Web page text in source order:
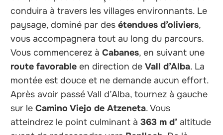
conduira à travers les villages environnants. Le
paysage, dominé par desétendues d’oliviers,
vous accompagnera tout au long du parcours.
Vous commencerez àCabanes, en suivant une
route favorable en direction deVall d’Alba. La
montée est douce et ne demande aucun effort.
Après avoir passé Vall d’Alba, tournez à gauche
sur leCamino Viejo de Atzeneta. Vous
atteindrez le point culminant à363 m d’ altitude